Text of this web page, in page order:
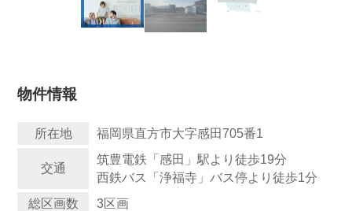
物件情報
所在地 福岡県直方市大字感田705番1
交通
筑豊電鉄「感田」駅より徒歩19分
西鉄バス「浄福寺」バス停より徒歩1分
総区画数
3区画